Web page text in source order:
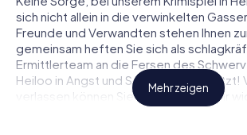
sich nicht allein in die verwinkelten
Freunde und Verwandten stehen Ihnen
gemeinsam heften Sie sich als
Ermittlerteam an die Fersen des
Heiloo in Angst und Schrecken versetzt!
verlassen können Sie sich dabei auf Ihr
Ermittlerutensil, Ihr Smartphone. Mittels
Mehr zeigen